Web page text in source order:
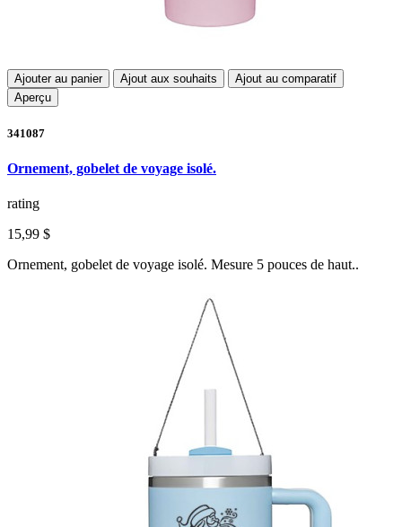
Ajouter au panier Ajout aux souhaits
Ajout au comparatif
Aperçu
341087
Ornement, gobelet de voyage isolé.
rating
15,99 $
Ornement, gobelet de voyage isolé. Mesure 5 pouces de haut..